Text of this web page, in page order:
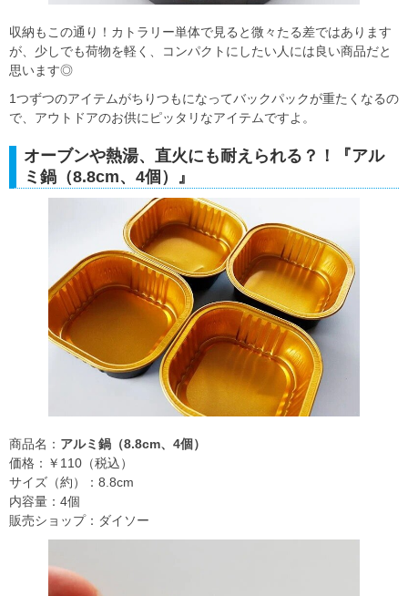
収納もこの通り！カトラリー単体で見ると微々たる差ではあります
が、少しでも荷物を軽く、コンパクトにしたい人には良い商品だと
思います◎
1つずつのアイテムがちりつもになってバックパックが重たくなるの
で、アウトドアのお供にピッタリなアイテムですよ。
オーブンや熱湯、直火にも耐えられる？！『アル
ミ鍋（8.8cm、4個）』
商品名： アルミ鍋（8.8cm、4個）
価格：￥110（税込）
サイズ（約）：8.8cm
内容量：4個
販売ショップ：ダイソー